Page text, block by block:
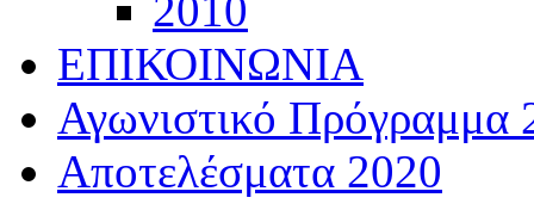
ΕΠΙΚΟΙΝΩΝΙΑ
Αγωνιστικό Πρόγραμμα
Αποτελέσματα 2020